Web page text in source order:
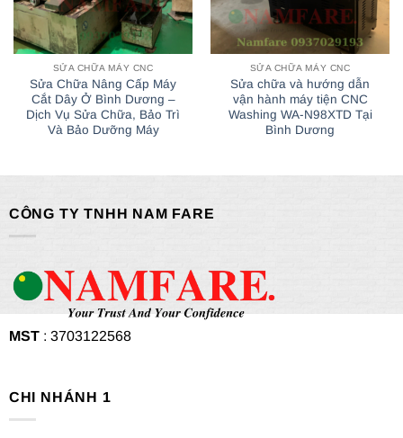
SỬA CHỮA MÁY CNC
Sửa Chữa Nâng Cấp Máy
Cắt Dây Ở Bình Dương –
Dịch Vụ Sửa Chữa, Bảo Trì
Và Bảo Dưỡng Máy
SỬA CHỮA MÁY CNC
Sửa chữa và hướng dẫn
vận hành máy tiện CNC
Washing WA-N98XTD Tại
Bình Dương
CÔNG TY TNHH NAM FARE
MST: 3703122568
CHI NHÁNH 1